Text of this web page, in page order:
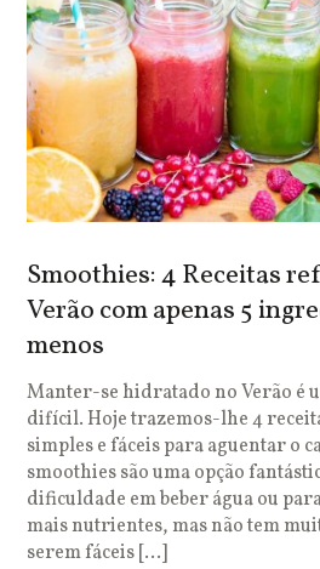
Smoothies: 4 Receitas
Verão com apenas 5
menos
Manter-se hidratado no Verão é
difícil. Hoje trazemos-lhe 4
simples e fáceis para aguentar o
smoothies são uma opção
dificuldade em beber água ou
mais nutrientes, mas não tem
serem fáceis […]